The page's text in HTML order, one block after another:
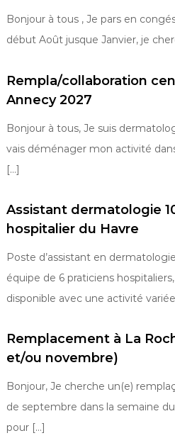
Bonjour à tous , Je pars en
début Août jusque Janvier, je
Rempla/collaboration
Annecy 2027
Bonjour à tous, Je suis
vais déménager mon activité
[…]
Assistant dermatologie
hospitalier du Havre
Poste d’assistant en
équipe de 6 praticiens
disponible avec une activité
Remplacement à La
et/ou novembre)
Bonjour, Je cherche un(e)
de septembre dans la semaine
pour […]